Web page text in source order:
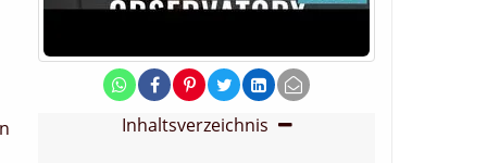
Inhaltsverzeichnis